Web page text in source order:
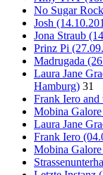
No Sugar
Josh
Jona Straub
Prinz Pi
Madrugada
Laura Jane
Hamburg) 31
Frank Iero
Mobina
Laura Jane
Frank Iero
Mobina